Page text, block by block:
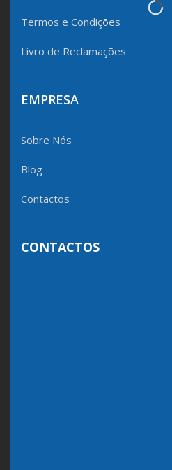
Termos e Condições
Livro de Reclamações
EMPRESA
Sobre Nós
Blog
Contactos
CONTACTOS